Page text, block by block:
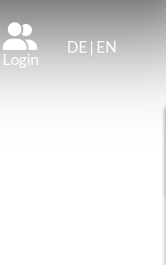
Login
DE | EN